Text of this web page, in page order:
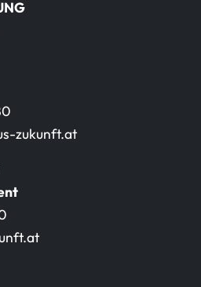
zukunft.at